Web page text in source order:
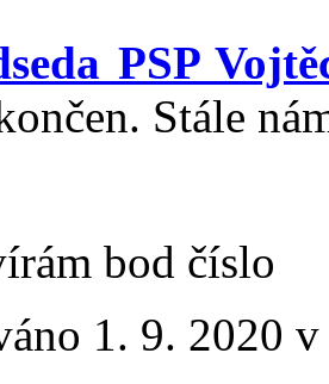
PSP
Stále
bod číslo
1. 9. 2020